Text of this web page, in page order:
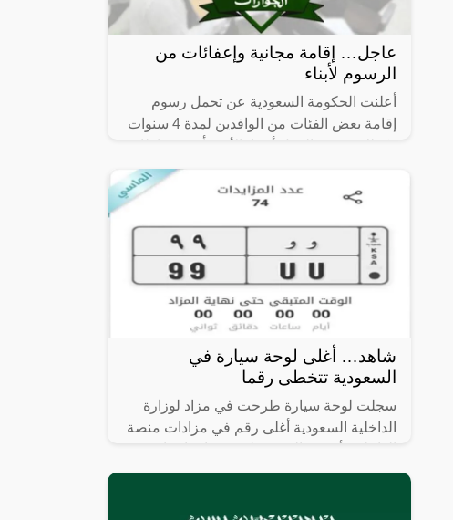
عاجل… إقامة مجانية وإعفائات من
الرسوم لأبناء
أعلنت الحكومة السعودية عن تحمل رسوم
إقامة بعض الفئات من الوافدين لمدة 4 سنوات
رغبة المملكة العربية السعودية في تقديم
شاهد… أغلى لوحة سيارة في
السعودية تتخطى رقما
سجلت لوحة سيارة طرحت في مزاد لوزارة
الداخلية السعودية أغلى رقم في مزادات منصة